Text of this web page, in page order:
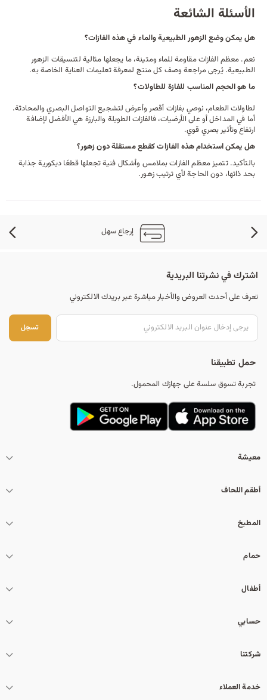
الأسئلة الشائعة
هل يمكن وضع الزهور الطبيعية والماء في هذه الفازات؟
نعم. معظم الفازات مقاومة للماء ومتينة، ما يجعلها مثالية لتنسيقات الزهور
الطبيعية. يُرجى مراجعة وصف كل منتج لمعرفة تعليمات العناية الخاصة به.
ما هو الحجم المناسب للفازة للطاولات؟
لطاولات الطعام، نوصي بفازات أقصر وأعرض لتشجيع التواصل البصري والمحادثة.
أما في المداخل أو على الأرضيات، فالفازات الطويلة والبارزة هي الأفضل لإضافة
ارتفاع وتأثير بصري قوي.
هل يمكن استخدام هذه الفازات كقطع مستقلة دون زهور؟
بالتأكيد. تتميز معظم الفازات بملامس وأشكال فنية تجعلها قطعًا ديكورية جذابة
بحد ذاتها، دون الحاجة لأي ترتيب زهور.
إرجاع سهل
اشترك في نشرتنا البريدية
تعرف على أحدث العروض والأخبار مباشرة عبر بريدك الالكتروني
تسجل
حمل تطبيقنا
تجربة تسوق سلسة على جهازك المحمول.
معيشة
أطقم اللحاف
المطبخ
حمام
أطفال
حسابي
شركتنا
خدمة العملاء